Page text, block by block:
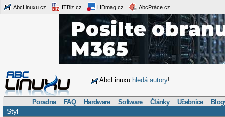
AbcLinuxu.cz ITBiz.cz HDmag.cz AbcPráce.cz
AbcLinuxu hledá autory!
Poradna FAQ Hardware Software Články Učebnice
Styl